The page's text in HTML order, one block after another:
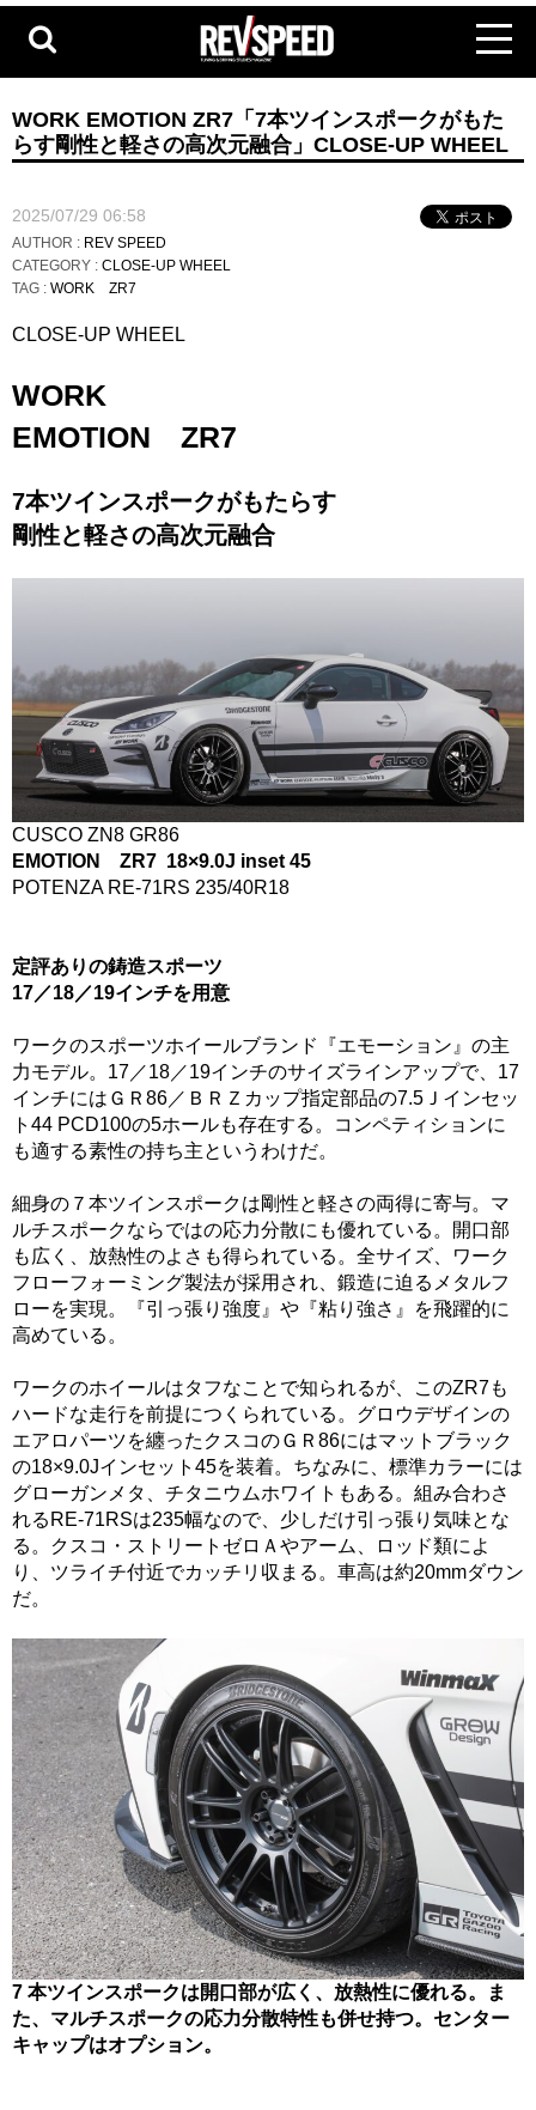
WORK EMOTION ZR7「7本ツインスポークがもた
らす剛性と軽さの高次元融合」CLOSE-UP WHEEL
2025/07/29 06:58
AUTHOR : REV SPEED
CATEGORY : CLOSE-UP WHEEL
TAG : WORK ZR7
CLOSE-UP WHEEL
WORK
EMOTION ZR7
7本ツインスポークがもたらす
剛性と軽さの高次元融合
CUSCO ZN8 GR86
EMOTION ZR7 18×9.0J inset 45
POTENZA RE-71RS 235/40R18
定評ありの鋳造スポーツ
17／18／19インチを用意
ワークのスポーツホイールブランド『エモーション』の主
力モデル。17／18／19インチのサイズラインアップで、17
インチにはＧＲ86／ＢＲＺカップ指定部品の7.5Ｊインセッ
ト44 PCD100の5ホールも存在する。コンペティションに
も適する素性の持ち主というわけだ。
細身の７本ツインスポークは剛性と軽さの両得に寄与。マ
ルチスポークならではの応力分散にも優れている。開口部
も広く、放熱性のよさも得られている。全サイズ、ワーク
フローフォーミング製法が採用され、鍛造に迫るメタルフ
ローを実現。『引っ張り強度』や『粘り強さ』を飛躍的に
高めている。
ワークのホイールはタフなことで知られるが、このZR7も
ハードな走行を前提につくられている。グロウデザインの
エアロパーツを纏ったクスコのＧＲ86にはマットブラック
の18×9.0Jインセット45を装着。ちなみに、標準カラーには
グローガンメタ、チタニウムホワイトもある。組み合わさ
れるRE‐71RSは235幅なので、少しだけ引っ張り気味とな
る。クスコ・ストリートゼロＡやアーム、ロッド類によ
り、ツライチ付近でカッチリ収まる。車高は約20mmダウン
だ。
7 本ツインスポークは開口部が広く、放熱性に優れる。ま
た、マルチスポークの応力分散特性も併せ持つ。センター
キャップはオプション。